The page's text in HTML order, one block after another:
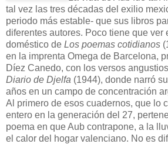
tal vez las tres décadas del exilio
periodo más estable- que sus libros
diferentes autores. Poco tiene que ver
doméstico de Los poemas cotidianos
en la imprenta Omega de Barcelona,
Díez Canedo, con los versos
Diario de Djelfa (1944), donde narró
años en un campo de concentración
Al primero de esos cuadernos, que lo
entero en la generación del 27,
poema en que Aub contrapone, a la
el calor del hogar valenciano. No es